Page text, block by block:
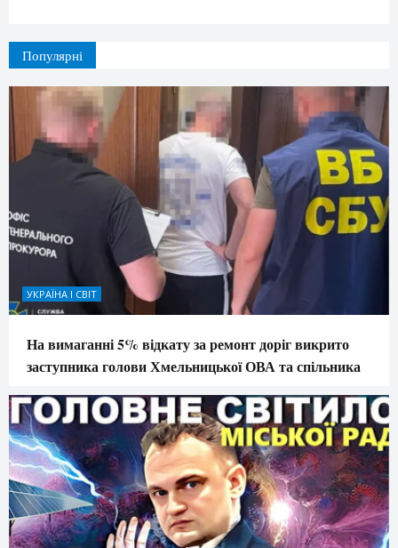
Популярні
УКРАЇНА І СВІТ
На вимаганні 5% відкату за ремонт доріг викрито
заступника голови Хмельницької ОВА та спільника